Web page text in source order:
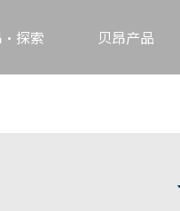
·探索 贝昂产品